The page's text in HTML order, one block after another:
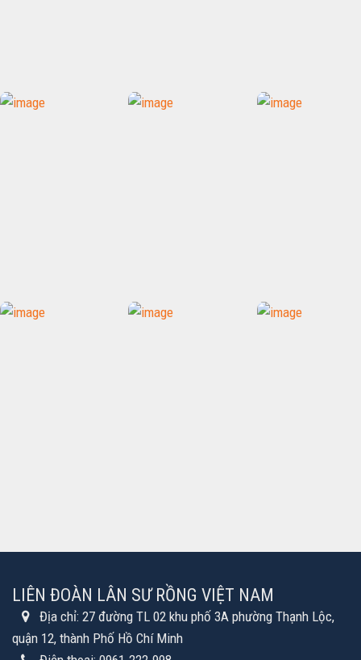
LIÊN ĐOÀN LÂN SƯ RỒNG VIỆT NAM
Địa chỉ: 27 đường TL 02 khu phố 3A phường Thạnh Lộc,
quận 12, thành Phố Hồ Chí Minh